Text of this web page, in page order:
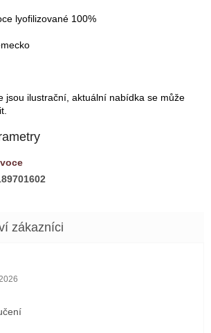
lyofilizované 100%
jsou ilustrační, aktuální nabídka se může
obchodu je 5 z 5 hvězdiček.